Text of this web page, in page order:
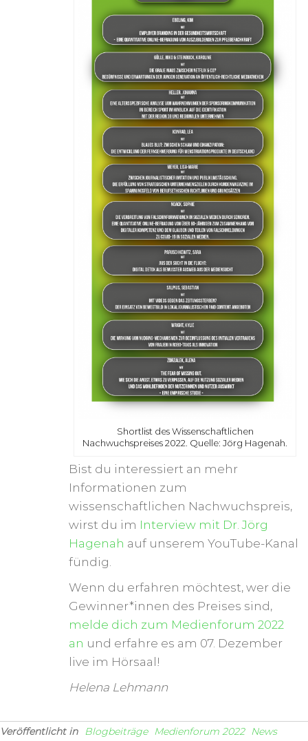
Shortlist des Wissenschaftlichen
Nachwuchspreises 2022. Quelle: Jörg Hagenah.
Bist du interessiert an mehr
Informationen zum
wissenschaftlichen Nachwuchspreis,
wirst du im Interview mit Dr. Jörg
Hagenah auf unserem YouTube-Kanal
fündig.
Wenn du erfahren möchtest, wer die
Gewinner*innen des Preises sind,
melde dich zum Medienforum 2022
an und erfahre es am 07. Dezember
live im Hörsaal!
Helena Lehmann
Veröffentlicht in Blogbeiträge Medienforum 2022 News